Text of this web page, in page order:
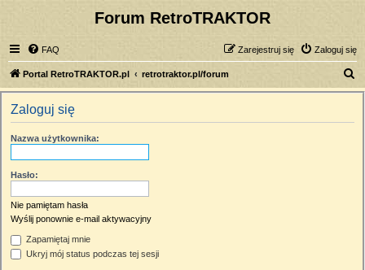
Forum RetroTRAKTOR
FAQ Zaloguj się
Zarejestruj się
Portal RetroTRAKTOR.pl retrotraktor.pl/forum
z
Zaloguj się
Nazwa użytkownika:
Hasło:
Nie pamiętam hasła
Wyślij ponownie e-mail aktywacyjny
Zapamiętaj mnie
Ukryj mój status podczas tej sesji